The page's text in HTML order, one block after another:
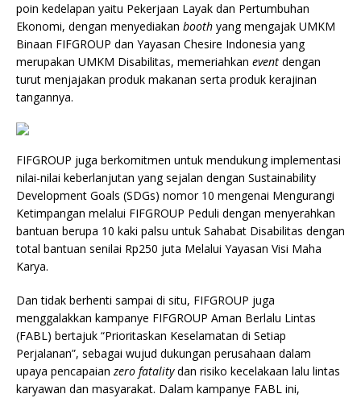
poin kedelapan yaitu Pekerjaan Layak dan Pertumbuhan
Ekonomi, dengan menyediakan booth yang mengajak UMKM
Binaan FIFGROUP dan Yayasan Chesire Indonesia yang
merupakan UMKM Disabilitas, memeriahkan event dengan
turut menjajakan produk makanan serta produk kerajinan
tangannya.
FIFGROUP juga berkomitmen untuk mendukung implementasi
nilai-nilai keberlanjutan yang sejalan dengan Sustainability
Development Goals (SDGs) nomor 10 mengenai Mengurangi
Ketimpangan melalui FIFGROUP Peduli dengan menyerahkan
bantuan berupa 10 kaki palsu untuk Sahabat Disabilitas dengan
total bantuan senilai Rp250 juta Melalui Yayasan Visi Maha
Karya.
Dan tidak berhenti sampai di situ, FIFGROUP juga
menggalakkan kampanye FIFGROUP Aman Berlalu Lintas
(FABL) bertajuk “Prioritaskan Keselamatan di Setiap
Perjalanan”, sebagai wujud dukungan perusahaan dalam
upaya pencapaianzero fatalitydan risiko kecelakaan lalu lintas
karyawan dan masyarakat. Dalam kampanye FABL ini,